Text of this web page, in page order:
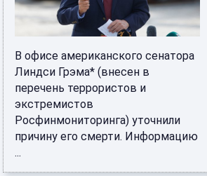
В офисе американского сенатора
Линдси Грэма* (внесен в
перечень террористов и
экстремистов
Росфинмониторинга) уточнили
причину его смерти. Информацию
...